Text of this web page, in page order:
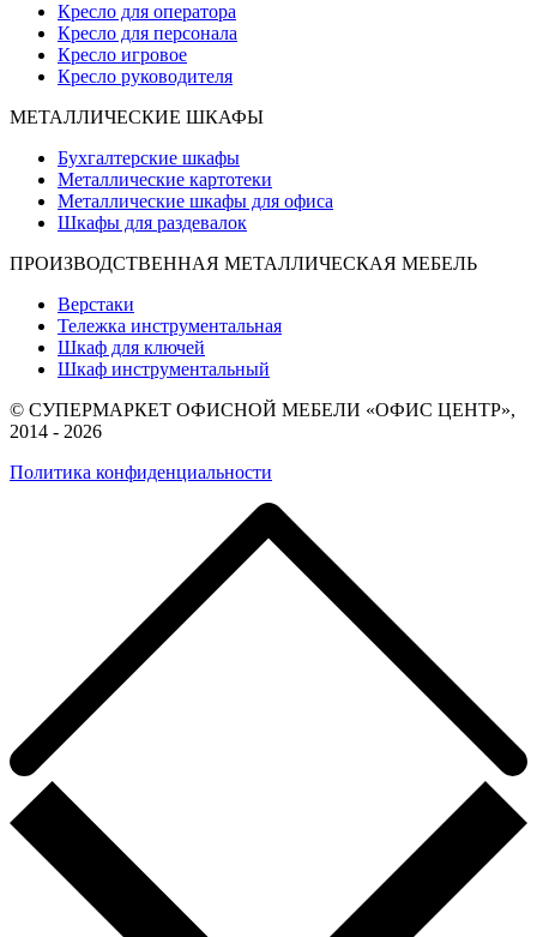
Кресло для оператора
Кресло для персонала
Кресло игровое
Кресло руководителя
МЕТАЛЛИЧЕСКИЕ ШКАФЫ
Бухгалтерские шкафы
Металлические картотеки
Металлические шкафы для офиса
Шкафы для раздевалок
ПРОИЗВОДСТВЕННАЯ МЕТАЛЛИЧЕСКАЯ МЕБЕЛЬ
Верстаки
Тележка инструментальная
Шкаф для ключей
Шкаф инструментальный
© СУПЕРМАРКЕТ ОФИСНОЙ МЕБЕЛИ «ОФИС ЦЕНТР»,
2014 - 2026
Политика конфиденциальности